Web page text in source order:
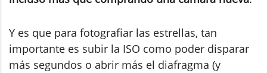
Y es que para fotografiar las estrellas, tan
importante es subir la ISO como poder disparar
más segundos o abrir más el diafragma (y